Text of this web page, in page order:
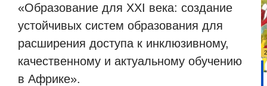
«Образование для XXI века: создание
устойчивых систем образования для
расширения доступа к инклюзивному,
качественному и актуальному обучению
в Африке».